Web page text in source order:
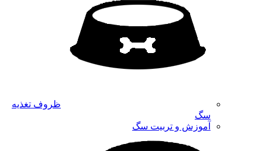
ظروف تغذیه
سگ
آموزش و تربیت سگ